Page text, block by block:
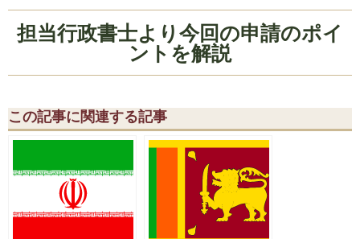
担当行政書士より今回の申請のポイ
ントを解説
この記事に関連する記事